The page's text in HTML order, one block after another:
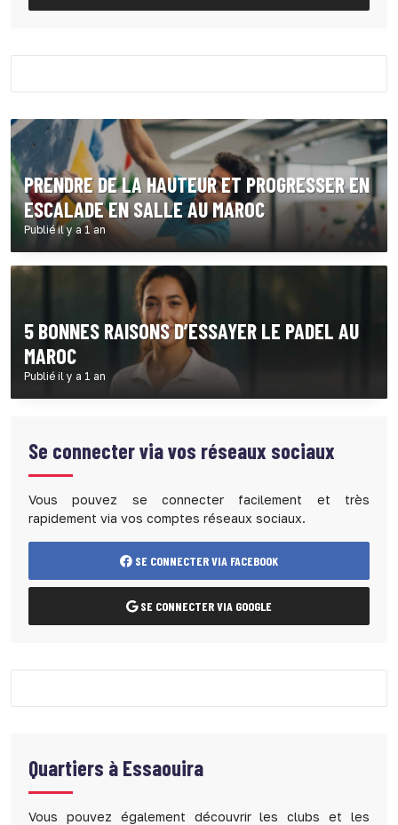
PRENDRE DE LA HAUTEUR ET PROGRESSER EN
ESCALADE EN SALLE AU MAROC
Publié il y a 1 an
5 BONNES RAISONS D’ESSAYER LE PADEL AU
MAROC
Publié il y a 1 an
Se connecter via vos réseaux sociaux
Vous pouvez se connecter facilement et très
rapidement via vos comptes réseaux sociaux.
SE CONNECTER VIA FACEBOOK
SE CONNECTER VIA GOOGLE
Quartiers à Essaouira
Vous pouvez également découvrir les clubs et les